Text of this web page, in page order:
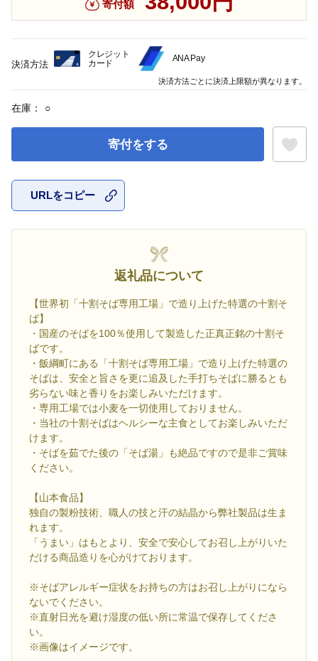
寄付額
在庫： ○
寄付をする
URLをコピー
返礼品について
【世界初「十割そば専用工場」で造り上げた特選の十割そ
ば】
・国産のそばを100％使用して製造した正真正銘の十割そ
ばです。
・飯綱町にある「十割そば専用工場」で造り上げた特選の
そばは、安全と旨さを更に追及した手打ちそばに勝るとも
劣らない味と香りをお楽しみいただけます。
・専用工場では小麦を一切使用しておりません。
・当社の十割そばはヘルシーな主食としてお楽しみいただ
けます。
・そばを茹でた後の「そば湯」も絶品ですので是非ご賞味
ください。
【山本食品】
独自の製粉技術、職人の技と汗の結晶から弊社製品は生ま
れます。
「うまい」はもとより、安全で安心してお召し上がりいた
だける商品造りを心がけております。
※そばアレルギー症状をお持ちの方はお召し上がりになら
ないでください。
※直射日光を避け湿度の低い所に常温で保存してくださ
い。
※画像はイメージです。
決済方法
クレジット
カード
ANA Pay
決済方法ごとに決済上限額が異なります。